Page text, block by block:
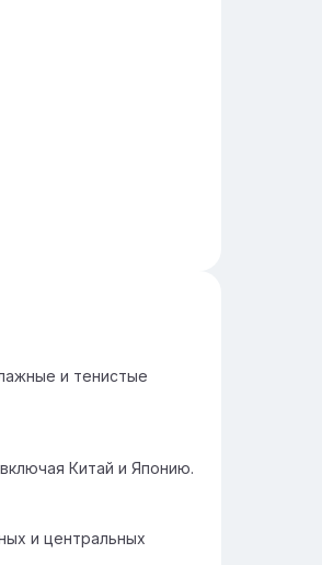
и тенистые
Китай и Японию.
и центральных